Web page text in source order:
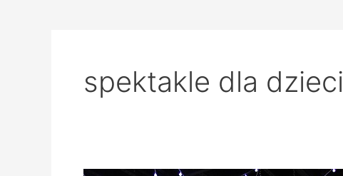
spektakle dla dzieci